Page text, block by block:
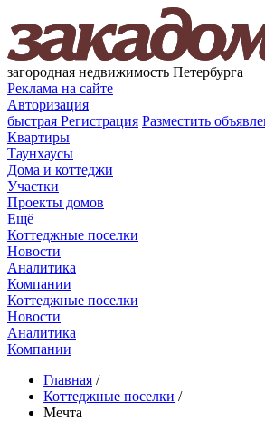
загородная недвижимость Петербурга
Реклама на сайте
Авторизация
быстрая Регистрация Разместить
Квартиры
Таунхаусы
Дома и коттеджи
Участки
Проекты домов
Ещё
Коттеджные поселки
Новости
Аналитика
Компании
Коттеджные поселки
Новости
Аналитика
Компании
Главная /
Коттеджные поселки /
Мечта